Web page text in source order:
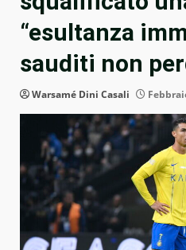
“esultanza
sauditi non
Warsamé Dini Casali